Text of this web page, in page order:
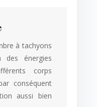
à tachyons
des énergies
corps
conséquent
aussi bien